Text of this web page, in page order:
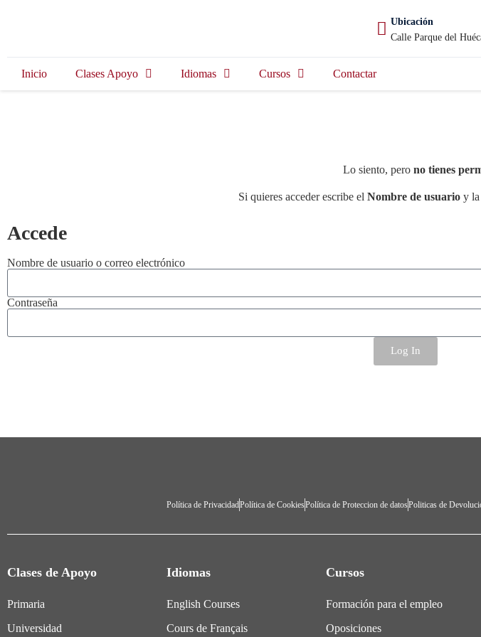
Ubicación
Calle Parque del
Inicio Clases Apoyo Idiomas Cursos Contactar
Lo siento, perono tienes
Si quieres acceder escribe el Nombre de usuarioy la
Accede
Nombre de usuario o correo electrónico
Contraseña
Log In
Política de PrivacidadPolítica de CookiesPolítica de Proteccion de datosPoliticas de
Clases de Apoyo
Primaria
Universidad
Idiomas
English Courses
Cours de Français
Cursos
Formación para el empleo
Oposiciones